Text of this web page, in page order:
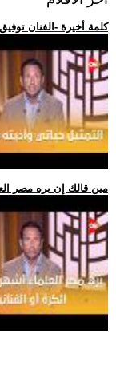
.. كلمة أخيرة -الفنان
.. مين قالك إن بره مصر